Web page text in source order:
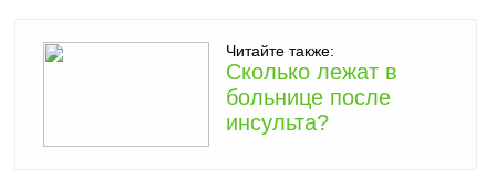
Читайте также:
Сколько лежат в
больнице после
инсульта?